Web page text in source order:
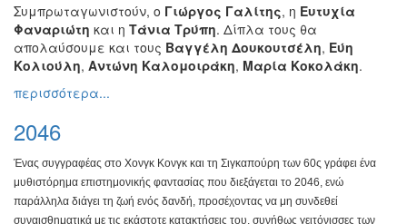
Συμπρωταγωνιστούν, ο Γιώργος Γαλίτης, η Ευτυχία
Φαναριώτη και η Τάνια Τρύπη. Δίπλα τους θα
απολαύσουμε και τους Βαγγέλη Δουκουτσέλη, Εύη
Κολιούλη, Αντώνη Καλομοιράκη, Μαρία Κοκολάκη.
περισσότερα...
2046
Ένας συγγραφέας στο Χονγκ Κονγκ και τη Σιγκαπούρη των 60ς γράφει ένα
μυθιστόρημα επιστημονικής φαντασίας που διεξάγεται το 2046, ενώ
παράλληλα διάγει τη ζωή ενός δανδή, προσέχοντας να μη συνδεθεί
συναισθηματικά με τις εκάστοτε κατακτήσεις του, συνήθως γειτόνισσες των